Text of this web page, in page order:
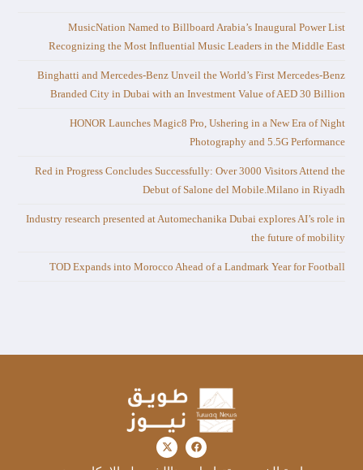
MusicNation Named to Billboard Arabia’s Inaugural Power List
Recognizing the Most Influential Music Leaders in the Middle East
Binghatti and Mercedes-Benz Unveil the World’s First Mercedes-Benz
Branded City in Dubai with an Investment Value of AED 30 Billion
HONOR Launches Magic8 Pro, Ushering in a New Era of Night
Photography and 5.5G Performance
Red in Progress Concludes Successfully: Over 3000 Visitors Attend the
Debut of Salone del Mobile.Milano in Riyadh
Industry research presented at Automechanika Dubai explores AI’s role in
the future of mobility
TOD Expands into Morocco Ahead of a Landmark Year for Football